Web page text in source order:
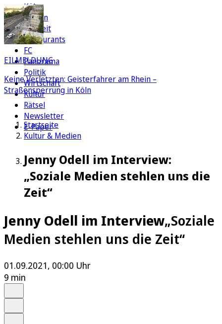
Köln
Region
Freizeit
Restaurants
FC
Panorama
Politik
Wirtschaft
Kultur
Rätsel
Newsletter
E-Paper
EILMELDUNG
Keine Verletzten: Geisterfahrer am Rhein –
Straßensperrung in Köln
Startseite
Kultur & Medien
Jenny Odell im Interview:
„Soziale Medien stehlen uns die
Zeit“
Jenny Odell im Interview„Soziale
Medien stehlen uns die Zeit“
01.09.2021, 00:00 Uhr
9 min